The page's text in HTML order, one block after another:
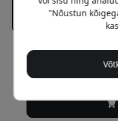
"Nõustun